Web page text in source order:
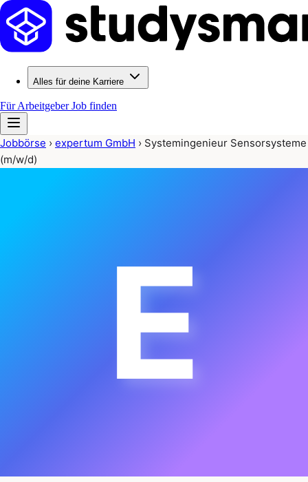
Alles für deine Karriere
Für ArbeitgeberJob finden
Jobbörse › expertum GmbH › Systemingenieur Sensorsysteme
(m/w/d)
E